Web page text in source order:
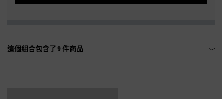
這個組合包含了 9 件商品